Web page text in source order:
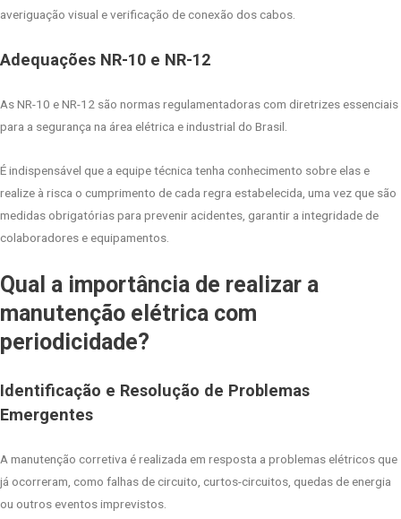
averiguação visual e verificação de conexão dos cabos.
Adequações NR-10 e NR-12
As NR-10 e NR-12 são normas regulamentadoras com diretrizes essenciais
para a segurança na área elétrica e industrial do Brasil.
É indispensável que a equipe técnica tenha conhecimento sobre elas e
realize à risca o cumprimento de cada regra estabelecida, uma vez que são
medidas obrigatórias para prevenir acidentes, garantir a integridade de
colaboradores e equipamentos.
Qual a importância de realizar a
manutenção elétrica com
periodicidade?
Identificação e Resolução de Problemas
Emergentes
A manutenção corretiva é realizada em resposta a problemas elétricos que
já ocorreram, como falhas de circuito, curtos-circuitos, quedas de energia
ou outros eventos imprevistos.